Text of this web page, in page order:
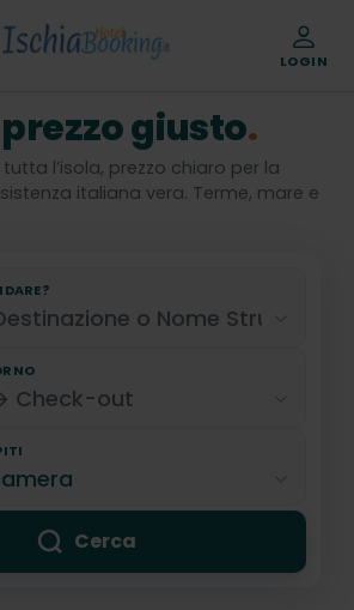
LOGIN
giusto.
l’isola, prezzo chiaro per la
italiana vera. Terme, mare e
Cerca